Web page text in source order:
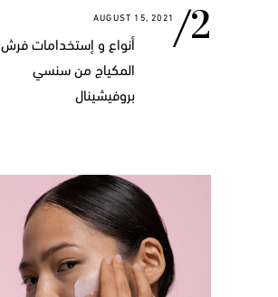
AUGUST 15, 2021
أنواع و إستخدامات فرش
المكياج من سنسي
بروفيشينال